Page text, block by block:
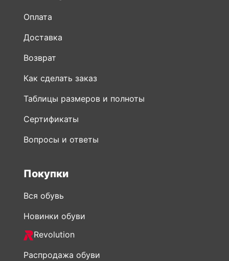
Оплата
Доставка
Возврат
Как сделать заказ
Таблицы размеров и полноты
Сертификаты
Вопросы и ответы
Покупки
Вся обувь
Новинки обуви
Revolution
Распродажа обуви